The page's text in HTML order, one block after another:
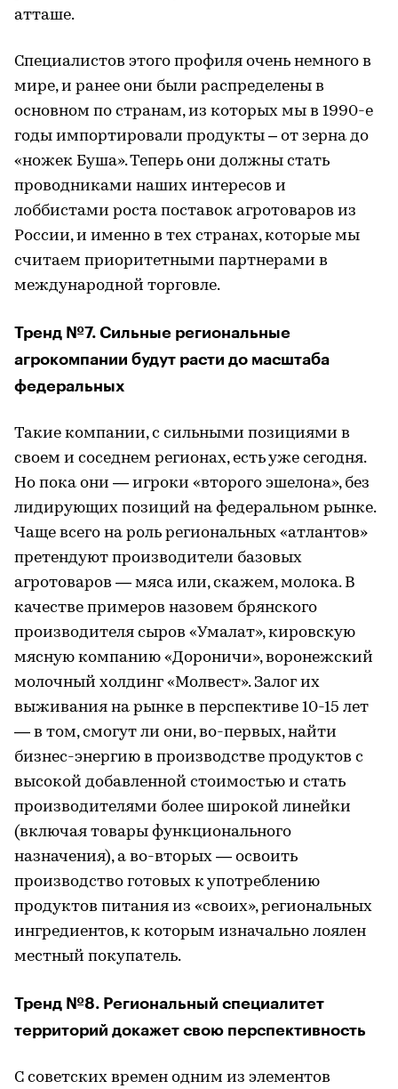
атташе.
Специалистов этого профиля очень немного в
мире, и ранее они были распределены в
основном по странам, из которых мы в 1990-е
годы импортировали продукты – от зерна до
«ножек Буша». Теперь они должны стать
проводниками наших интересов и
лоббистами роста поставок агротоваров из
России, и именно в тех странах, которые мы
считаем приоритетными партнерами в
международной торговле.
Тренд №7. Сильные региональные
агрокомпании будут расти до масштаба
федеральных
Такие компании, с сильными позициями в
своем и соседнем регионах, есть уже сегодня.
Но пока они — игроки «второго эшелона», без
лидирующих позиций на федеральном рынке.
Чаще всего на роль региональных «атлантов»
претендуют производители базовых
агротоваров — мяса или, скажем, молока. В
качестве примеров назовем брянского
производителя сыров «Умалат», кировскую
мясную компанию «Дороничи», воронежский
молочный холдинг «Молвест». Залог их
выживания на рынке в перспективе 10-15 лет
— в том, смогут ли они, во-первых, найти
бизнес-энергию в производстве продуктов с
высокой добавленной стоимостью и стать
производителями более широкой линейки
(включая товары функционального
назначения), а во-вторых — освоить
производство готовых к употреблению
продуктов питания из «своих», региональных
ингредиентов, к которым изначально лоялен
местный покупатель.
Тренд №8. Региональный специалитет
территорий докажет свою перспективность
С советских времен одним из элементов